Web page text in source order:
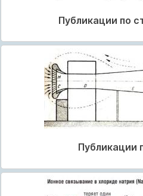
Публикации по
Публикации